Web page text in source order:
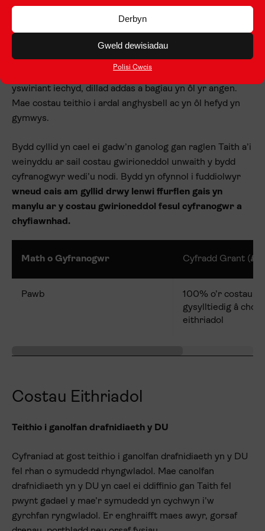
Derbyn
Gweld dewisiadau
Polisi Cwcis
Mae cyfranogwyr sydd o gefndir difreintiedig yn gymwys
am gyllid ychwanegol ar gyfer costau cysylltiedig â
theithio er mwyn eu cefnogi i gymryd rhan mewn
gweithgaredd symudedd corfforol. Mae costau teithio
yswiriant iechyd, dillad addas a bagiau yn ôl yr angen.
Mae costau teithio i ardal anghysbell ac yn ôl hefyd yn
gymwys.
Bydd cyllid yn cael ei gadw’n ganolog gan raglen Taith a’i
weinyddu ar sail costau gwirioneddol unwaith y bydd
cyfranogwyr wedi’u nodi. Bydd yn ofynnol i fuddiolwyr
wneud cais am gyllid drwy lenwi ffurflen gais yn
manylu ar y costau gwirioneddol fesul cyfranogwr a
chyfiawnhad.
Math o Gyfranogwr Cyfradd Grant (£)
Pawb
100% o’r costau
gysylltiedig â
eithriadol
Costau Eithriadol
Teithio i ganolfan drafnidiaeth y DU
Cyfraniad at gost teithio i ganolfan drafnidiaeth yn y DU
fel rhan o symudedd rhyngwladol. Mae canolfan
drafnidiaeth yn y DU yn cael ei ddiffinio gan Taith fel
pwynt gadael y mae’r symudedd yn cychwyn i’w
gyrchfan ryngwladol. Er enghraifft maes awyr, gorsaf